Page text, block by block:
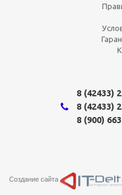
8 (42433)
8 (42433)
8 (900)
Создание сайта